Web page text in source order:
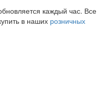
каждый час. Все
в наших розничных